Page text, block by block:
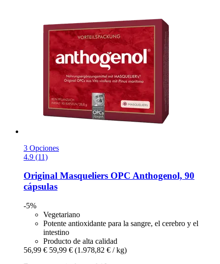
3 Opciones
4.9 (11)
Original Masqueliers OPC Anthogenol, 90
cápsulas
-5%
Vegetariano
Potente antioxidante para la sangre, el cerebro y el
intestino
Producto de alta calidad
56,99 € 59,99 € (1.978,82 € / kg)